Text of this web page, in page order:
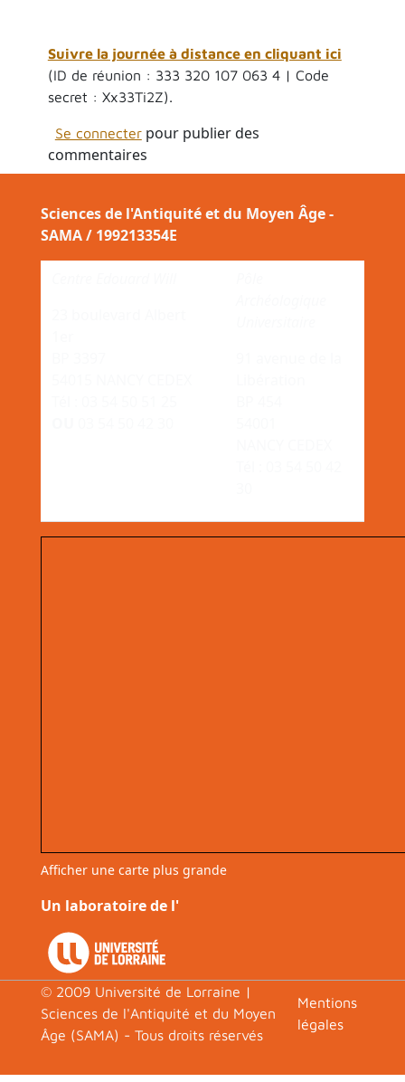
Suivre la journée à distance en cliquant ici
(ID de réunion : 333 320 107 063 4 | Code
secret : Xx33Ti2Z).
Se connecterpour publier des
commentaires
Sciences de l'Antiquité et du Moyen Âge -
SAMA / 199213354E
Afficher une carte plus grande
Un laboratoire de l'
© 2009 Université de Lorraine |
Sciences de l'Antiquité et du Moyen
Âge (SAMA) - Tous droits réservés
Footer
Mentions
légales